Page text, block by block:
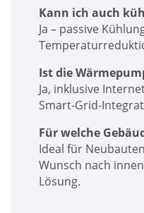
Kann ich auch
Ja – passive
Ist die
Ja, inklusive
Smart-Grid-
Für welche
Ideal für
Wunsch nach
Lösung.